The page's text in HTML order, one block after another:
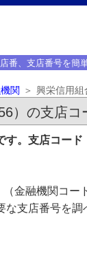
番、支店番号を簡
関 興栄信用組
）の支店コ
。支店コード
金融機関コー
支店番号を